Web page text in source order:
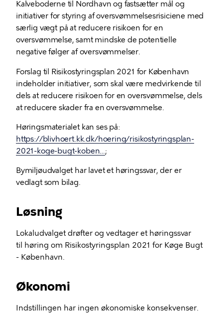
Kalveboderne til Nordhavn og fastsætter mål og
initiativer for styring af oversvømmelsesrisiciene med
særlig vægt på at reducere risikoen for en
oversvømmelse, samt mindske de potentielle
negative følger af oversvømmelser.
Forslag til Risikostyringsplan 2021 for København
indeholder initiativer, som skal være medvirkende til
dels at reducere risikoen for en oversvømmelse, dels
at reducere skader fra en oversvømmelse.
Høringsmaterialet kan ses på:
https://blivhoert.kk.dk/hoering/risikostyringsplan-
2021-koge-bugt-koben…;
Bymiljøudvalget har lavet et høringssvar, der er
vedlagt som bilag.
Løsning
Lokaludvalget drøfter og vedtager et høringssvar
til høring om Risikostyringsplan 2021 for Køge Bugt
- København.
Økonomi
Indstillingen har ingen økonomiske konsekvenser.